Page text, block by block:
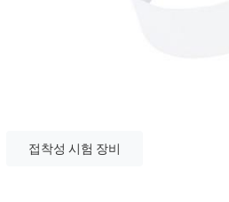
접착성 시험 장비